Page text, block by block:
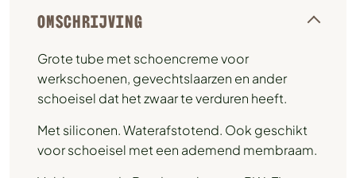
OMSCHRIJVING
Grote tube met schoencreme voor
werkschoenen, gevechtslaarzen en ander
schoeisel dat het zwaar te verduren heeft.
Met siliconen. Waterafstotend. Ook geschikt
voor schoeisel met een ademend membraam.